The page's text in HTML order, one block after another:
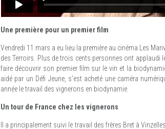
Une première pour un premier film
Vendredi 11 mars a eu lieu la première au cinéma Les
des Terroirs. Plus de trois cents personnes ont applaudi
faire découvrir son premier film sur le vin et la
aidé par un Défi Jeune, s’est acheté une caméra
année le travail des vignerons en biodynamie.
Un tour de France chez les vignerons
Il a principalement suivi le travail des frères Bret à